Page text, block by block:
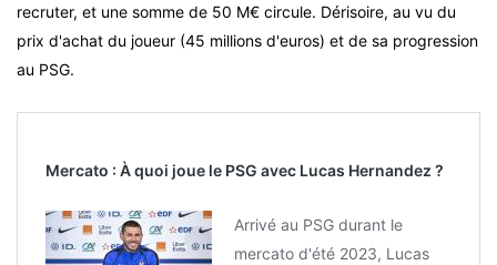
recruter, et une somme de 50 M€ circule. Dérisoire, au vu du
prix d'achat du joueur (45 millions d'euros) et de sa progression
au PSG.
Mercato : À quoi joue le PSG avec Lucas Hernandez ?
Arrivé au PSG durant le
mercato d'été 2023, Lucas